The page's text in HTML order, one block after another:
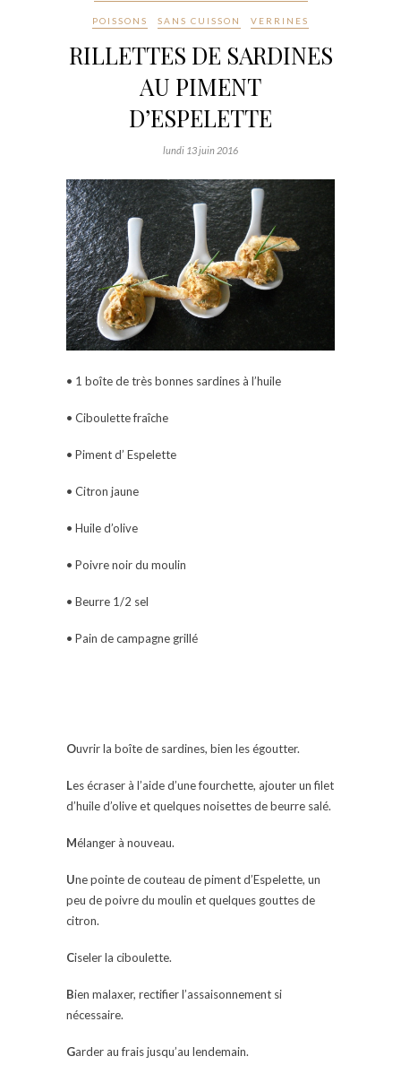
POISSONS SANS CUISSON VERRINES
RILLETTES DE SARDINES
AU PIMENT
D’ESPELETTE
lundi 13 juin 2016
• 1 boîte de très bonnes sardines à l’huile
• Ciboulette fraîche
• Piment d’ Espelette
• Citron jaune
• Huile d’olive
• Poivre noir du moulin
• Beurre 1/2 sel
• Pain de campagne grillé
Ouvrir la boîte de sardines, bien les égoutter.
Les écraser à l’aide d’une fourchette, ajouter un filet
d’huile d’olive et quelques noisettes de beurre salé.
Mélanger à nouveau.
Une pointe de couteau de piment d’Espelette, un
peu de poivre du moulin et quelques gouttes de
citron.
Ciseler la ciboulette.
Bien malaxer, rectifier l’assaisonnement si
nécessaire.
Garder au frais jusqu’au lendemain.